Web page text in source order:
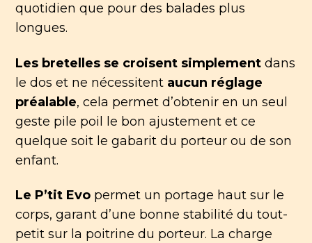
quotidien que pour des balades plus
longues.
Les bretelles se croisent simplement dans
le dos et ne nécessitent aucun réglage
préalable, cela permet d’obtenir en un seul
geste pile poil le bon ajustement et ce
quelque soit le gabarit du porteur ou de son
enfant.
Le P’tit Evo permet un portage haut sur le
corps, garant d’une bonne stabilité du tout-
petit sur la poitrine du porteur. La charge